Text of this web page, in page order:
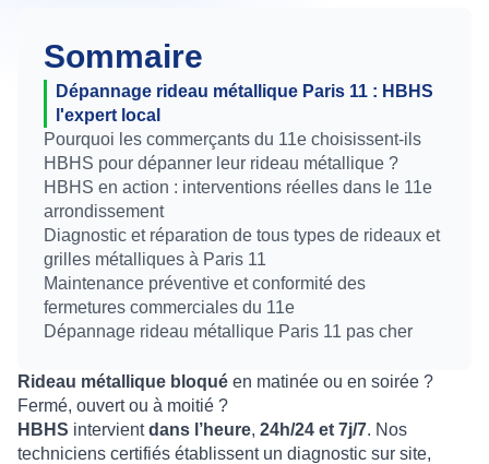
Sommaire
Dépannage rideau métallique Paris 11 : HBHS
l'expert local
Pourquoi les commerçants du 11e choisissent-ils
HBHS pour dépanner leur rideau métallique ?
HBHS en action : interventions réelles dans le 11e
arrondissement
Diagnostic et réparation de tous types de rideaux et
grilles métalliques à Paris 11
Maintenance préventive et conformité des
fermetures commerciales du 11e
Dépannage rideau métallique Paris 11 pas cher
Rideau métallique bloqué en matinée ou en soirée ?
Fermé, ouvert ou à moitié ?
HBHS intervientdans l’heure, 24h/24 et 7j/7. Nos
techniciens certifiés établissent un diagnostic sur site,